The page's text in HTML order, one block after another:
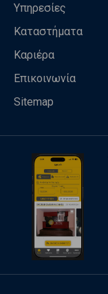
Υπηρεσίες
Καταστήματα
Καριέρα
Επικοινωνία
Sitemap